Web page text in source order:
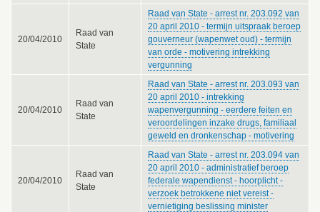
20/04/2010
Raad van
State
Raad van State - arrest nr. 203.092 van
20 april 2010 - termijn uitspraak beroep
gouverneur (wapenwet oud) - termijn
van orde - motivering intrekking
vergunning
20/04/2010
Raad van
State
Raad van State - arrest nr. 203.093 van
20 april 2010 - intrekking
wapenvergunning - eerdere feiten en
veroordelingen inzake drugs, familiaal
geweld en dronkenschap - motivering
20/04/2010
Raad van
State
Raad van State - arrest nr. 203.094 van
20 april 2010 - administratief beroep
federale wapendienst - hoorplicht -
verzoek betrokkene niet vereist -
vernietiging beslissing minister